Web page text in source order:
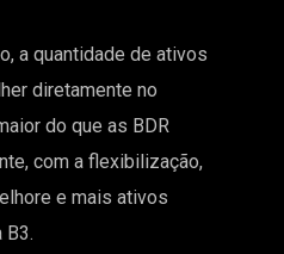
a quantidade de ativos
diretamente no
do que as BDR
com a flexibilização,
e mais ativos
B3.